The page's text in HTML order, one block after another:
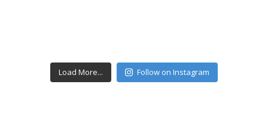
Load More... Follow on Instagram